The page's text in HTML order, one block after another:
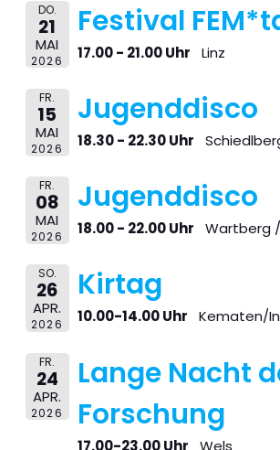
DO.
21
MAI
2026
Festival
17.00 - 21.00 Uhr Linz
FR.
15
MAI
2026
Jugenddisco
18.30 - 22.30 Uhr
FR.
08
MAI
2026
Jugenddisco
18.00 - 22.00 Uhr Wartberg
SO.
26
APR.
2026
Kirtag
10.00-14.00 Uhr Kematen/
FR.
24
APR.
2026
Lange Nacht
Forschung
17.00-23.00 Uhr Wels